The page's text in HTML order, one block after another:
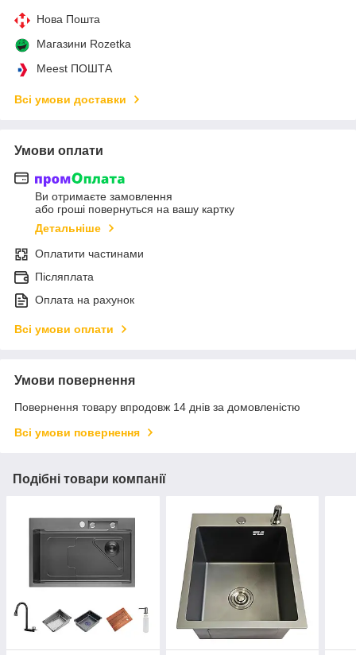
Нова Пошта
Магазини Rozetka
Meest ПОШТА
Всі умови доставки
Умови оплати
Ви отримаєте замовлення
або гроші повернуться на вашу картку
Детальніше
Оплатити частинами
Післяплата
Оплата на рахунок
Всі умови оплати
Умови повернення
Повернення товару впродовж 14 днів за домовленістю
Всі умови повернення
Подібні товари компанії